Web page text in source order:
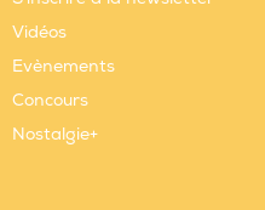
Vidéos
Evènements
Concours
Nostalgie+